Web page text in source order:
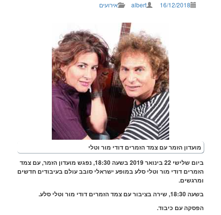
16/12/2018
albert אירועים
הזמר עם צמד הזמרים דודי מור וטלי
ביום שלישי 22 בינואר 2019 בשעה 18:30, נפגש מועדון הזמר, עם צמד
דודי מור וטלי סלע במופע ישראלי סובב עולם בעיבודים חדשים
עם כיבוד.